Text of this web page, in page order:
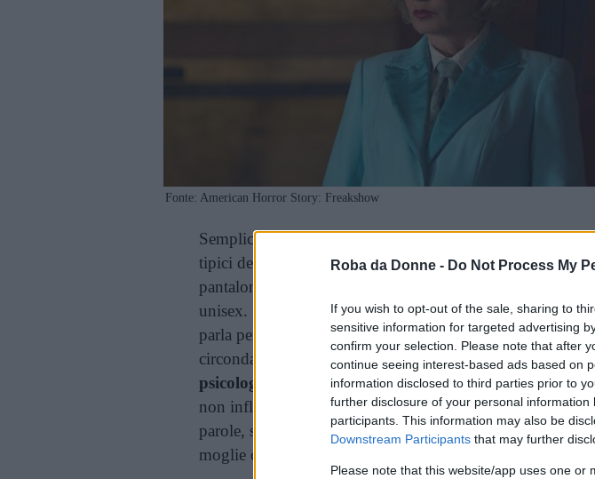
Roba da Donne - Do Not Process My
If you wish to opt-out of the sale, sharing to
sensitive information for targeted advertising
confirm your selection. Please note that after
continue seeing interest-based ads based on
information disclosed to third parties prior to
further disclosure of your personal information
participants. This information may also be
Downstream Participants that may further
Please note that this website/app uses one
Fonte: American Horror Story: Freakshow
Semplicemente: i crossdresser sono coloro che si vestono
tipici del sesso opposto. Quindi per esempio le gonne
pantaloni per le donne – anche se questi ultimi sono
unisex. Si tratta di un fenomeno noto fin dall’antichità –
parla perfino nella
Bibbia. In alcuni casi, però ancora
circondato da pregiudizio. L’importante, in questi casi è
psicologia
non percepisce il crossdressing come un
non influisca negativamente sulla vita quotidiana di una
parole, se un uomo indossa un golfino di angora e viene
moglie come accade nel biopic